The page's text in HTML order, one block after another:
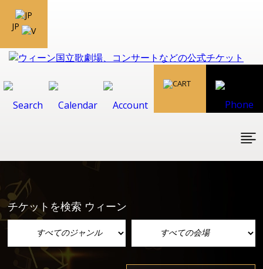
JP
チケットを検索 ウィーン